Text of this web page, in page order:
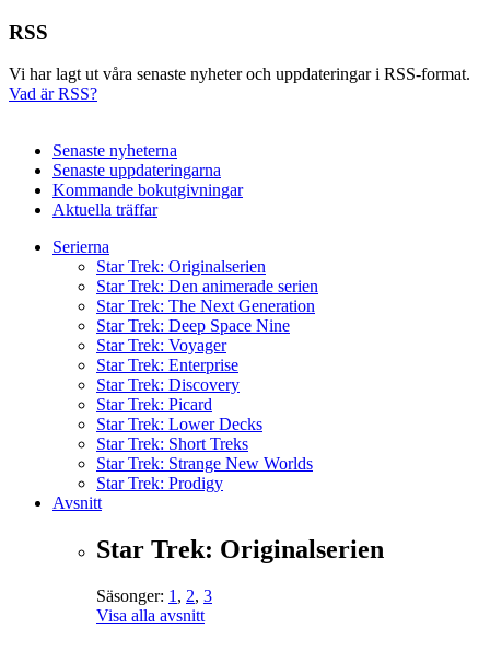
RSS
Vi har lagt ut våra senaste nyheter och uppdateringar i RSS-format.
Vad är RSS?
Senaste nyheterna
Senaste uppdateringarna
Kommande bokutgivningar
Aktuella träffar
Serierna
Star Trek: Originalserien
Star Trek: Den animerade serien
Star Trek: The Next Generation
Star Trek: Deep Space Nine
Star Trek: Voyager
Star Trek: Enterprise
Star Trek: Discovery
Star Trek: Picard
Star Trek: Lower Decks
Star Trek: Short Treks
Star Trek: Strange New Worlds
Star Trek: Prodigy
Avsnitt
Star Trek: Originalserien
Säsonger: 1 , 2, 3
Visa alla avsnitt